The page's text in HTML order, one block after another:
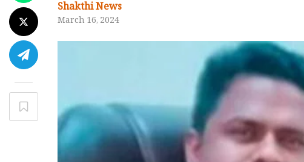
Shakthi News
March 16, 2024